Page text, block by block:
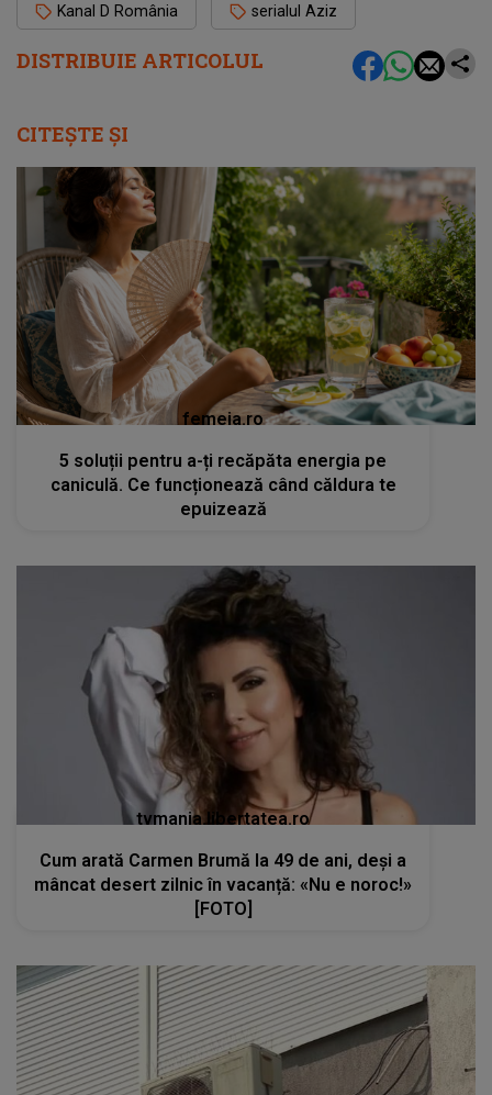
DISTRIBUIE ARTICOLUL
Kanal D România serialul Aziz
CITEȘTE ȘI
femeia.ro
5 soluții pentru a-ți recăpăta energia pe
caniculă. Ce funcționează când căldura te
epuizează
tvmania.libertatea.ro
Cum arată Carmen Brumă la 49 de ani, deși a
mâncat desert zilnic în vacanță: «Nu e noroc!»
[FOTO]